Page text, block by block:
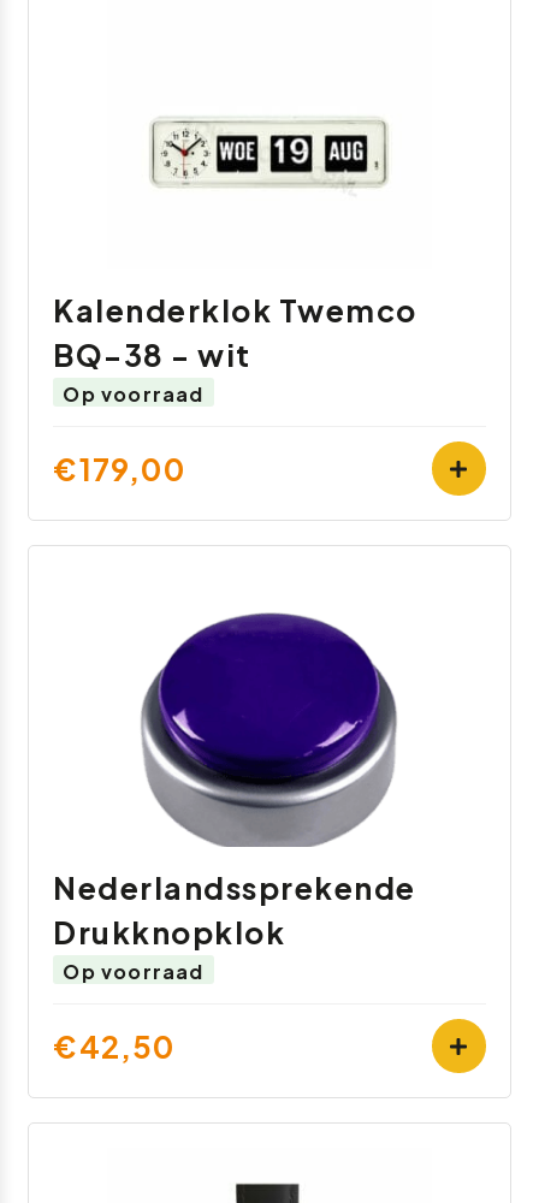
Kalenderklok Twemco
BQ-38 - wit
Op voorraad
€179,00
Nederlandssprekende
Drukknopklok
Op voorraad
€42,50